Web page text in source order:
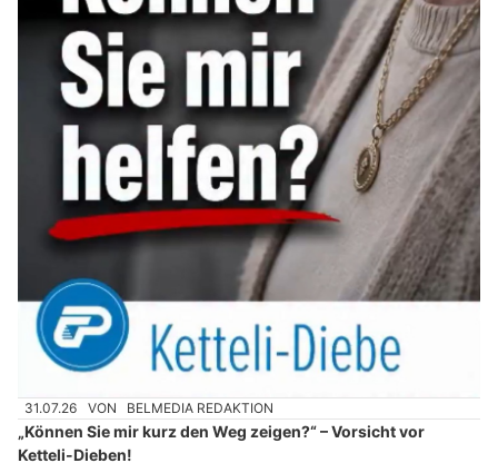
31.07.26 VON BELMEDIA REDAKTION
„Können Sie mir kurz den Weg zeigen?“ – Vorsicht vor
Ketteli-Dieben!